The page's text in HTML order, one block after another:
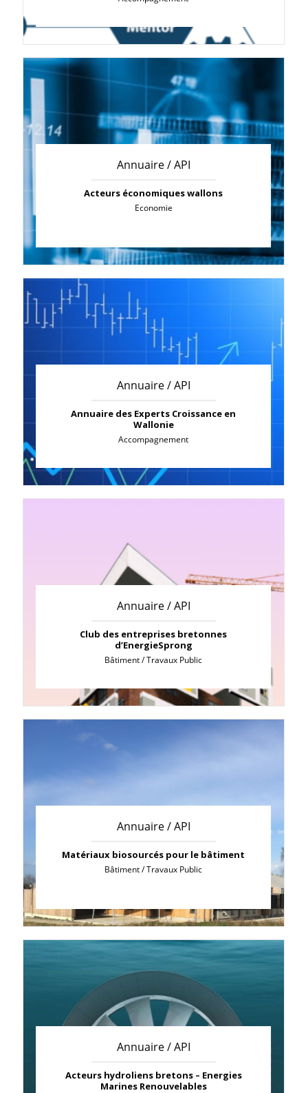
Annuaire / API
Acteurs économiques wallons
Economie
Annuaire / API
Annuaire des Experts Croissance en
Wallonie
Accompagnement
Annuaire / API
Club des entreprises bretonnes
d’EnergieSprong
Bâtiment / Travaux Public
Annuaire / API
Matériaux biosourcés pour le bâtiment
Bâtiment / Travaux Public
Annuaire / API
Acteurs hydroliens bretons – Energies
Marines Renouvelables